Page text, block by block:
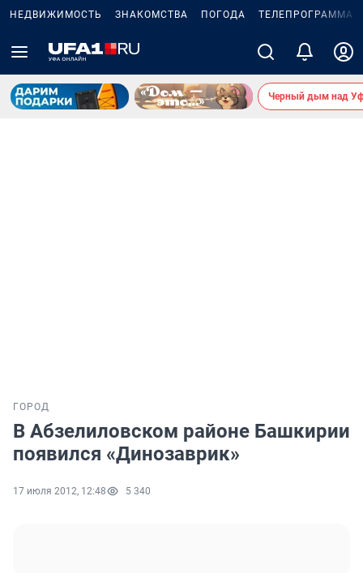
НЕДВИЖИМОСТЬ ЗНАКОМСТВА ПОГОДА ТЕЛЕПРОГРАММА
Черный дым над
ГОРОД
В Абзелиловском районе Башкирии
появился «Динозаврик»
17 июля 2012, 12:48 5 340